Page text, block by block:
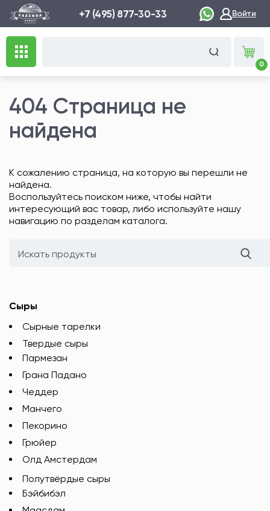
+7 (495) 877-30-33 Войти
0
404 Страница не
найдена
К сожалению страница, на которую вы перешли не
найдена.
Воспользуйтесь поиском ниже, чтобы найти
интересующий вас товар, либо используйте нашу
навигацию по разделам каталога.
Сыры
Сырные тарелки
Твердые сыры
Пармезан
Грана Падано
Чеддер
Манчего
Пекорино
Грюйер
Олд Амстердам
Полутвёрдые сыры
Бэйбибэл